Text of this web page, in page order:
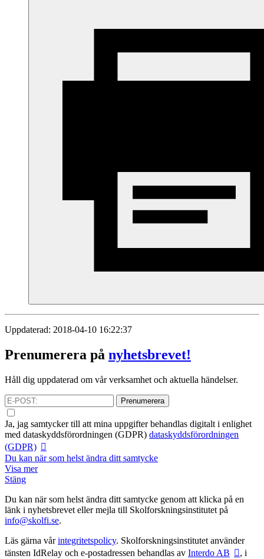
Uppdaterad: 2018-04-10 16:22:37
Prenumerera på nyhetsbrevet!
Håll dig uppdaterad om vår verksamhet och aktuella händelser.
Prenumerera
Ja, jag samtycker till att mina uppgifter behandlas digitalt i enlighet
med dataskyddsförordningen (GDPR) dataskyddsförordningen
(GDPR)
Du kan när som helst ändra ditt samtycke
Visa mer
Stäng
Du kan när som helst ändra ditt samtycke genom att klicka på en
länk i nyhetsbrevet eller mejla till Skolforskningsinstitutet på
info@skolfi.se.
Läs gärna vårintegritetspolicy. Skolforskningsinstitutet använder
tänsten IdRelay och e-postadressen behandlas av Interdo AB
, i